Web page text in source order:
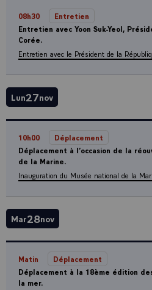
08h30
Entretien
Entretien avec Yoon Suk-Yeol,
Corée.
Entretien avec le Président de la
Lun27nov
10h00
Déplacement
Déplacement à l’occasion de la
de la Marine.
Inauguration du Musée national de la
Mar28nov
Matin
Déplacement
Déplacement à la 18ème édition
la mer.